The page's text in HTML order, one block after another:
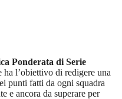
Ponderata di Serie
l’obiettivo di redigere una
punti fatti da ogni squadra
e ancora da superare per